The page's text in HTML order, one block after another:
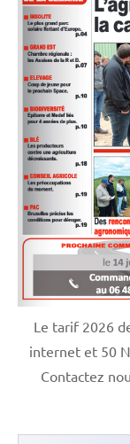
Le tarif 2026
internet et 50
Contactez